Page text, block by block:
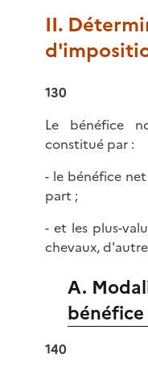
II.
130
Le bénéfice
constitué par :
- le bénéfice
part ;
- et les plus-
chevaux,
A.
bénéfice
140